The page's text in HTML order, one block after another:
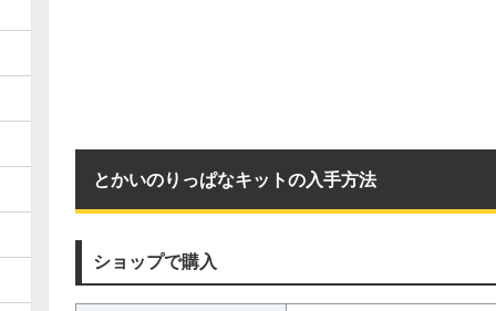
とかいのりっぱなキットの入手方法
ショップで購入